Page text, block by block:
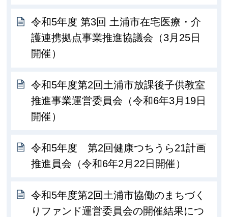
令和5年度 第3回 土浦市在宅医療・介
護連携拠点事業推進協議会（3月25日
開催）
令和5年度第2回土浦市放課後子供教室
推進事業運営委員会（令和6年3月19日
開催）
令和5年度 第2回健康つちうら21計画
推進員会（令和6年2月22日開催）
令和5年度第2回土浦市協働のまちづく
りファンド運営委員会の開催結果につ